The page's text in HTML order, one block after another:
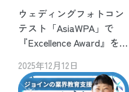
ウェディングフォトコン
テスト「AsiaWPA」で
『Excellence Award』を受
2025年12月12日